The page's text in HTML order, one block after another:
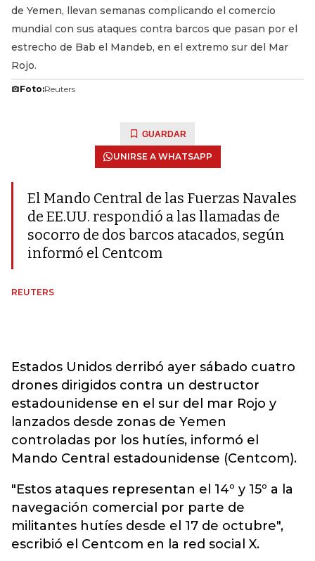
de Yemen, llevan semanas complicando el comercio
mundial con sus ataques contra barcos que pasan por el
estrecho de Bab el Mandeb, en el extremo sur del Mar
Rojo.
Foto:Reuters
GUARDAR
UNIRSE A WHATSAPP
El Mando Central de las Fuerzas Navales
de EE.UU. respondió a las llamadas de
socorro de dos barcos atacados, según
informó el Centcom
REUTERS
Estados Unidos derribó ayer sábado cuatro
drones dirigidos contra un destructor
estadounidense en el sur del mar Rojo y
lanzados desde zonas de Yemen
controladas por los hutíes, informó el
Mando Central estadounidense (Centcom).
"Estos ataques representan el 14º y 15º a la
navegación comercial por parte de
militantes hutíes desde el 17 de octubre",
escribió el Centcom en la red social X.